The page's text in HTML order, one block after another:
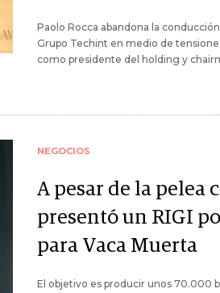
Paolo Rocca abandona la
Grupo Techint en medio de
como presidente del holding y
NEGOCIOS
A pesar de la pelea
presentó un RIGI
para Vaca Muerta
El objetivo es producir unos 70.000